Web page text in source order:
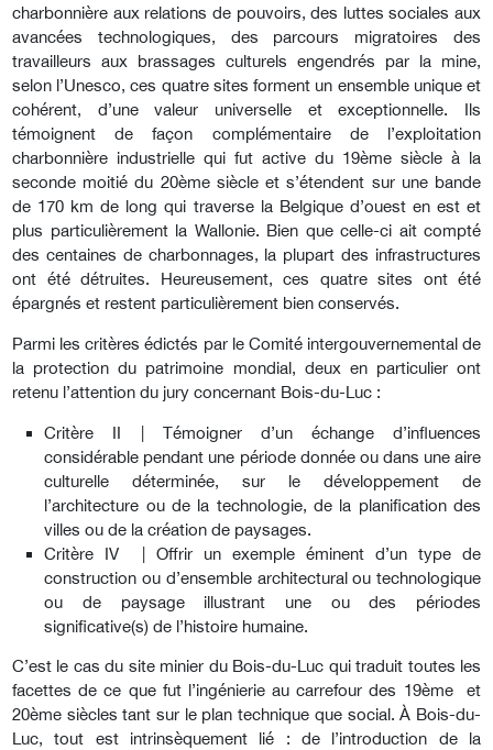
charbonnière aux relations de pouvoirs, des luttes sociales aux
avancées technologiques, des parcours migratoires des
travailleurs aux brassages culturels engendrés par la mine,
selon l’Unesco, ces quatre sites forment un ensemble unique et
cohérent, d’une valeur universelle et exceptionnelle. Ils
témoignent de façon complémentaire de l’exploitation
charbonnière industrielle qui fut active du 19ème siècle à la
seconde moitié du 20ème siècle et s’étendent sur une bande
de 170 km de long qui traverse la Belgique d’ouest en est et
plus particulièrement la Wallonie. Bien que celle-ci ait compté
des centaines de charbonnages, la plupart des infrastructures
ont été détruites. Heureusement, ces quatre sites ont été
épargnés et restent particulièrement bien conservés.
Parmi les critères édictés par le Comité intergouvernemental de
la protection du patrimoine mondial, deux en particulier ont
retenu l’attention du jury concernant Bois-du-Luc :
Critère II | Témoigner d’un échange d’influences
considérable pendant une période donnée ou dans une aire
culturelle déterminée, sur le développement de
l’architecture ou de la technologie, de la planification des
villes ou de la création de paysages.
Critère IV | Offrir un exemple éminent d’un type de
construction ou d’ensemble architectural ou technologique
ou de paysage illustrant une ou des périodes
significative(s) de l’histoire humaine.
C’est le cas du site minier du Bois-du-Luc qui traduit toutes les
facettes de ce que fut l’ingénierie au carrefour des 19ème et
20ème siècles tant sur le plan technique que social. À Bois-du-
Luc, tout est intrinsèquement lié : de l’introduction de la